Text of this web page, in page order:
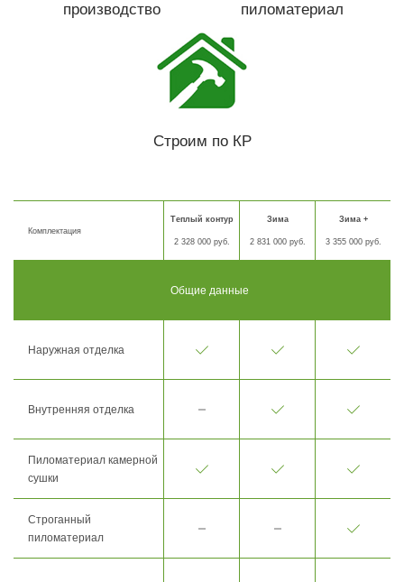
производство
пиломатериал
Строим по КР
Комплектация
Теплый контур
2 328 000 руб.
Зима
2 831 000 руб.
Зима +
3 355 000 руб.
Общие данные
Наружная отделка
Внутренняя отделка
Пиломатериал камерной
сушки
Строганный
пиломатериал